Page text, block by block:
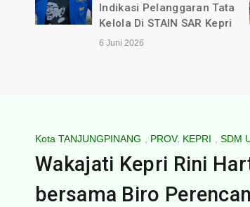
PT Nusa Persada
Resources
4 Juni 2026
Kota TANJUNGPINANG PROV. KEPRI SDM
Wakajati Kepri Rini
bersama Biro